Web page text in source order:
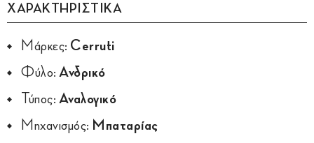
ΧΑΡΑΚΤΗΡΙΣΤΙΚΑ
Μάρκες: Cerruti
Φύλο: Ανδρικό
Τύπος: Αναλογικό
Μηχανισμός: Μπαταρίας